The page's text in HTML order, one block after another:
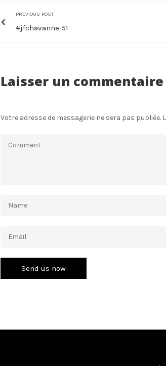
PREVIOUS POST
#jfchavanne-51
Laisser un commentaire
Votre adresse de messagerie ne sera pas publiée.